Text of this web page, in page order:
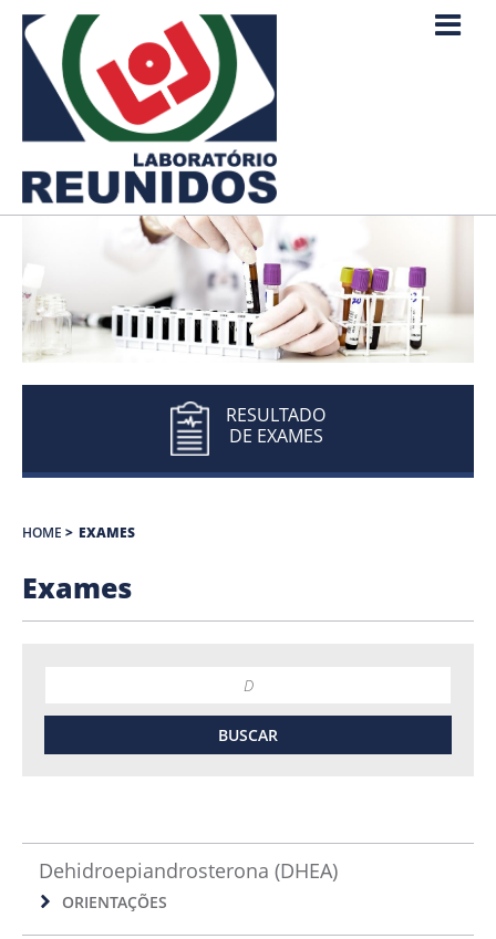
RESULTADO
DE EXAMES
HOME > EXAMES
Exames
Dehidroepiandrosterona (DHEA)
ORIENTAÇÕES